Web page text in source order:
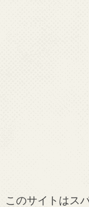
このサイトはス